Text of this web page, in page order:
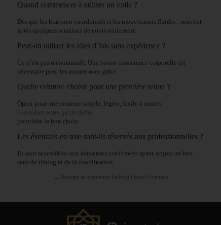
Quand commencer à utiliser un voile ?
Dès que les bras sont coordonnés et les mouvements fluides : souvent
après quelques semaines de cours seulement.
Peut-on utiliser les ailes d’Isis sans expérience ?
Ce n’est pas recommandé. Une bonne conscience corporelle est
nécessaire pour les manier avec grâce.
Quelle ceinture choisir pour une première tenue ?
Optez pour une ceinture simple, légère, facile à ajuster.
Consultez notre guide dédié
pour faire le bon choix.
Les éventails en soie sont-ils réservés aux professionnelles ?
Ils sont accessibles aux danseuses confirmées ayant acquis un bon
sens du timing et de la coordination.
← Revenir au sommaire du blog Danse Orientale